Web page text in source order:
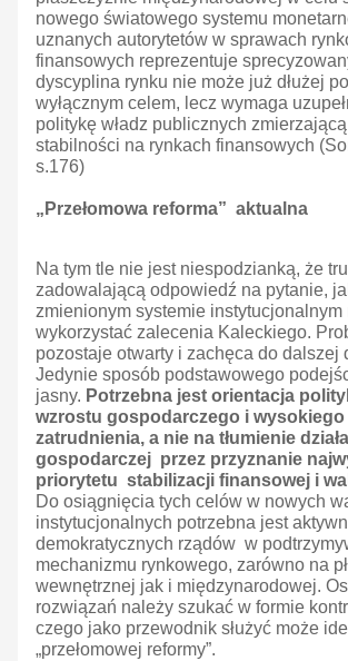
nowego światowego systemu
uznanych autorytetów w sprawach
finansowych reprezentuje
dyscyplina rynku nie może już dłużej
wyłącznym celem, lecz wymaga
politykę władz publicznych
stabilności na rynkach finansowych
s.176)
„Przełomowa reforma” aktualna
Na tym tle nie jest niespodzianką, że
zadowalającą odpowiedź na pytanie,
zmienionym systemie instytucjonalnym
wykorzystać zalecenia Kaleckiego.
pozostaje otwarty i zachęca do dalszej
Jedynie sposób podstawowego
jasny. Potrzebna jest orientacja
wzrostu gospodarczego i wysokiego
zatrudnienia, a nie na tłumienie
gospodarczej przez przyznanie
priorytetu stabilizacji finansowej i
Do osiągnięcia tych celów w nowych
instytucjonalnych potrzebna jest
demokratycznych rządów w
mechanizmu rynkowego, zarówno na
wewnętrznej jak i międzynarodowej.
rozwiązań należy szukać w formie
czego jako przewodnik służyć może
„przełomowej reformy”.